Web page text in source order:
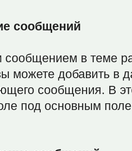
сообщений
в теме
можете добавить в
сообщения. В
под основным